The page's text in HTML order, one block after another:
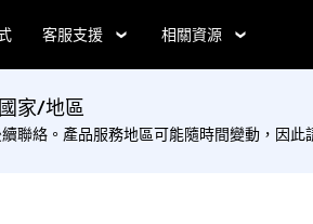
客服支援 相關資源
家/地區
聯絡。產品服務地區可能隨時間變動，因此